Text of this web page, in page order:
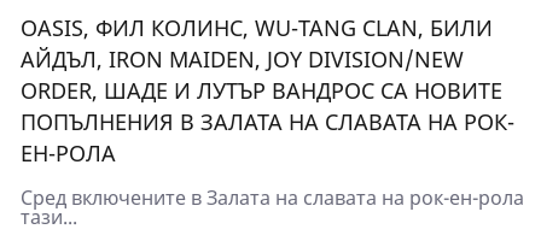
OASIS, ФИЛ КОЛИНС, WU-TANG CLAN, БИЛИ
АЙДЪЛ, IRON MAIDEN, JOY DIVISION/NEW
ORDER, ШАДЕ И ЛУТЪР ВАНДРОС СА НОВИТЕ
ПОПЪЛНЕНИЯ В ЗАЛАТА НА СЛАВАТА НА РОК-
ЕН-РОЛА
Сред включените в Залата на славата на рок-ен-рола
тази...